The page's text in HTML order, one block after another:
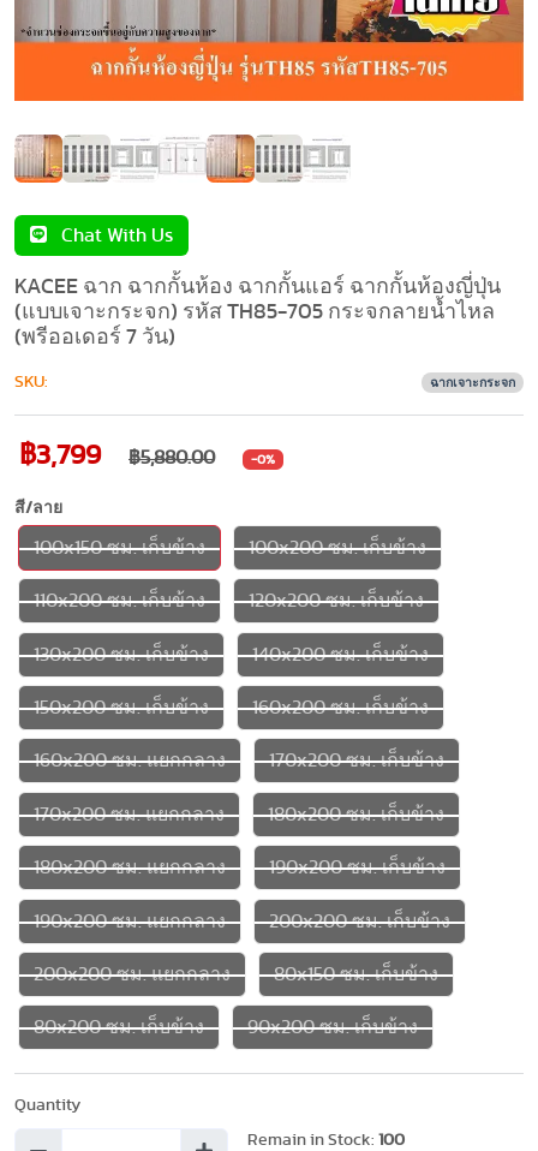
Chat With Us
KACEE ฉาก ฉากกั้นห้อง ฉากกั้นแอร์ ฉากกั้นห้องญี่ปุ่น
(แบบเจาะกระจก) รหัส TH85-705 กระจกลายน้ำไหล
(พรีออเดอร์ 7 วัน)
SKU: ฉากเจาะกระจก
฿3,799 ฿5,880.00 -0%
สี/ลาย
100x150 ซม. เก็บข้าง 100x200 ซม. เก็บข้าง
110x200 ซม. เก็บข้าง 120x200 ซม. เก็บข้าง
130x200 ซม. เก็บข้าง 140x200 ซม. เก็บข้าง
150x200 ซม. เก็บข้าง 160x200 ซม. เก็บข้าง
160x200 ซม. แยกกลาง 170x200 ซม. เก็บข้าง
170x200 ซม. แยกกลาง 180x200 ซม. เก็บข้าง
180x200 ซม. แยกกลาง 190x200 ซม. เก็บข้าง
190x200 ซม. แยกกลาง 200x200 ซม. เก็บข้าง
200x200 ซม. แยกกลาง 80x150 ซม. เก็บข้าง
80x200 ซม. เก็บข้าง 90x200 ซม. เก็บข้าง
Quantity
Remain in Stock: 100